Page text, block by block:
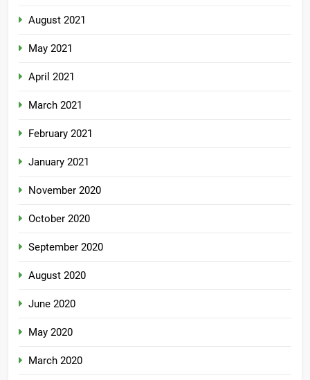
August 2021
May 2021
April 2021
March 2021
February 2021
January 2021
November 2020
October 2020
September 2020
August 2020
June 2020
May 2020
March 2020